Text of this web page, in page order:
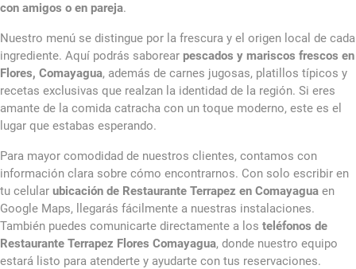
con amigos o en pareja.
Nuestro menú se distingue por la frescura y el origen local de cada
ingrediente. Aquí podrás saborear pescados y mariscos frescos en
Flores, Comayagua, además de carnes jugosas, platillos típicos y
recetas exclusivas que realzan la identidad de la región. Si eres
amante de la comida catracha con un toque moderno, este es el
lugar que estabas esperando.
Para mayor comodidad de nuestros clientes, contamos con
información clara sobre cómo encontrarnos. Con solo escribir en
tu celular ubicación de Restaurante Terrapez en Comayagua en
Google Maps, llegarás fácilmente a nuestras instalaciones.
También puedes comunicarte directamente a los teléfonos de
Restaurante Terrapez Flores Comayagua, donde nuestro equipo
estará listo para atenderte y ayudarte con tus reservaciones.